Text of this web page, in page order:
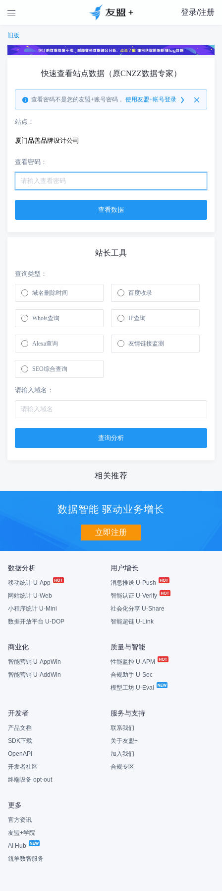
 登录/注册
旧版
快速查看站点数据（原CNZZ数据专家）
查看密码不是您的友盟+账号密码， 使用友盟+帐号登录
站点：
厦门品善品牌设计公司
查看密码：
站长工具
查询类型：
域名删除时间 百度收录
Whois查询 IP查询
Alexa查询 友情链接监测
SEO综合查询
请输入域名：
相关推荐
数据智能 驱动业务增长
立即注册
数据分析
移动统计 U-App
网站统计 U-Web
小程序统计 U-Mini
数据开放平台 U-DOP
用户增长
消息推送 U-Push
智能认证 U-Verify
社会化分享 U-Share
智能超链 U-Link
商业化
智能营销 U-AppWin
智能营销 U-AddWin
质量与智能
性能监控 U-APM
合规助手 U-Sec
模型工坊 U-Eval
开发者
产品文档
SDK下载
OpenAPI
开发者社区
终端设备 opt-out
服务与支持
联系我们
关于友盟+
加入我们
合规专区
更多
官方资讯
友盟+学院
AI Hub
瓴羊数智服务